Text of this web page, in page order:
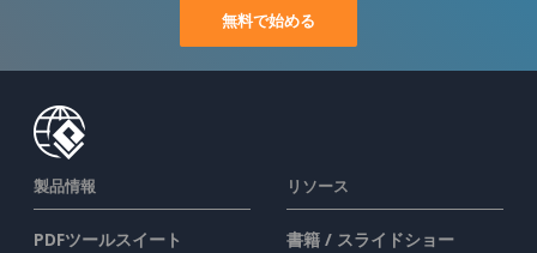
無料で始める
製品情報
PDFツールスイート
リソース
書籍 / スライドショー